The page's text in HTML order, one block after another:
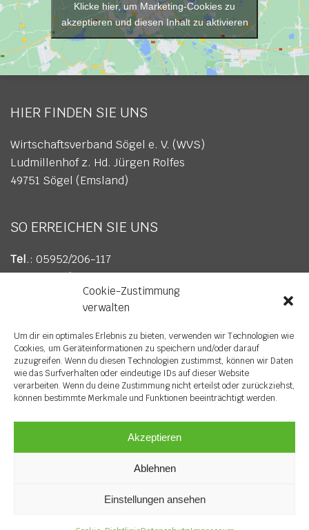
Cookie-Zustimmung
verwalten
Um dir ein optimales Erlebnis zu bieten, verwenden wir Technologien wie
Cookies, um Geräteinformationen zu speichern und/oder darauf
zuzugreifen. Wenn du diesen Technologien zustimmst, können wir Daten
wie das Surfverhalten oder eindeutige IDs auf dieser Website
verarbeiten. Wenn du deine Zustimmung nicht erteilst oder zurückziehst,
können bestimmte Merkmale und Funktionen beeinträchtigt werden.
Akzeptieren
Ablehnen
Einstellungen ansehen
Klicke hier, um Marketing-Cookies zu
akzeptieren und diesen Inhalt zu aktivieren
HIER FINDEN SIE UNS
Wirtschaftsverband Sögel e. V. (WVS)
Ludmillenhof z. Hd. Jürgen Rolfes
49751 Sögel (Emsland)
SO ERREICHEN SIE UNS
Tel.: 05952/206-117
Fax: 05952/206-617
info@wv-soegel.de
© Copyright 2023 Wirtschaftsverband Sögel e. V. |